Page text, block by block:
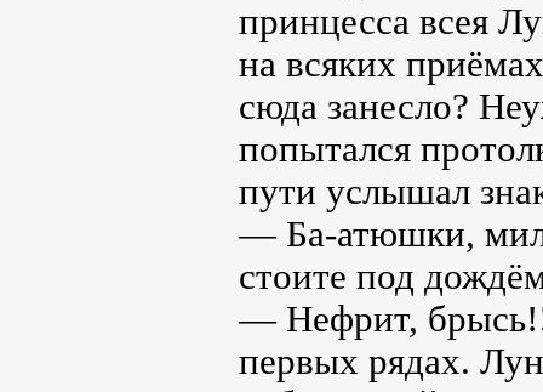
принцесса всея
на всяких
сюда занесло?
попытался
пути услышал
— Ба-атюшки,
стоите под
— Нефрит,
первых рядах.